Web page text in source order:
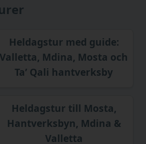
Heldagstur med guide:
Valletta, Mdina, Mosta och
Ta’ Qali hantverksby
Heldagstur till Mosta,
Hantverksbyn, Mdina &
Valletta